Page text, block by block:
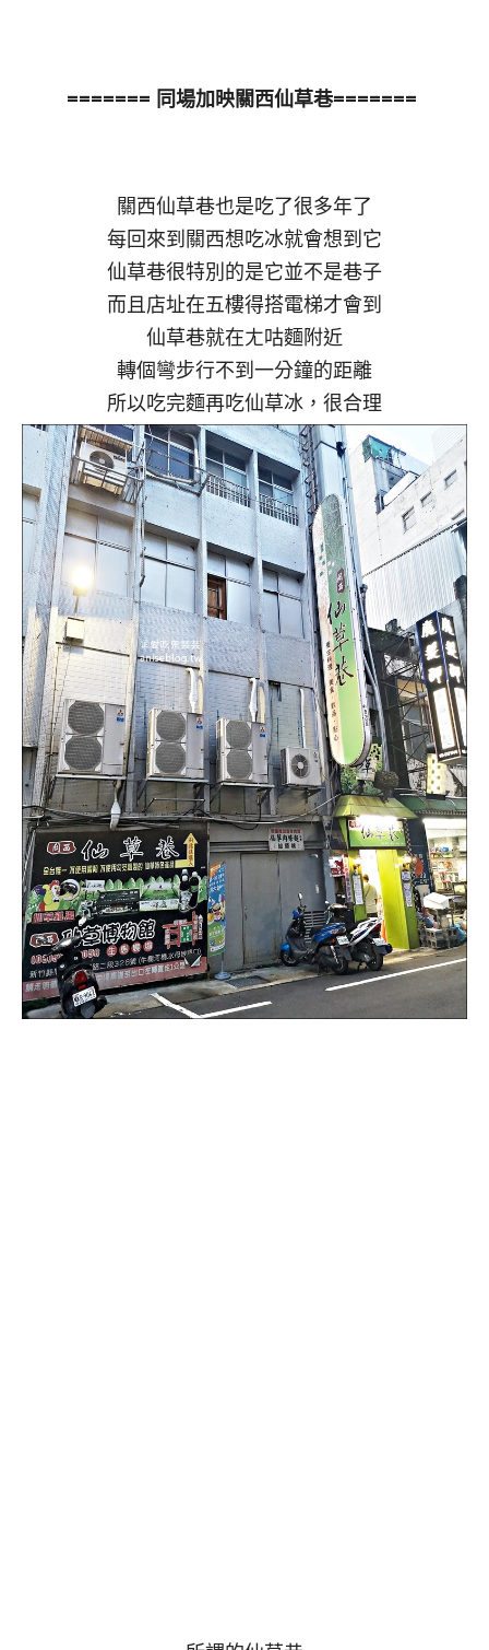
======= 同場加映關西仙草巷=======
關西仙草巷也是吃了很多年了
每回來到關西想吃冰就會想到它
仙草巷很特別的是它並不是巷子
而且店址在五樓得搭電梯才會到
仙草巷就在ㄤ咕麵附近
轉個彎步行不到一分鐘的距離
所以吃完麵再吃仙草冰，很合理